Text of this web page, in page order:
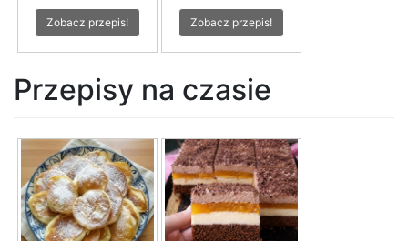
Zobacz przepis! Zobacz przepis!
Przepisy na czasie